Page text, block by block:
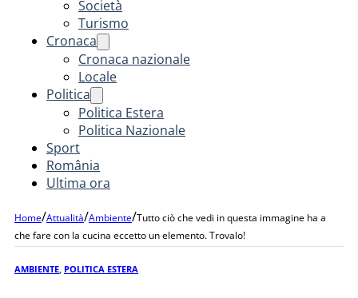
Società
Turismo
Cronaca
Cronaca nazionale
Locale
Politica
Politica Estera
Politica Nazionale
Sport
România
Ultima ora
Home/Attualità/Ambiente/Tutto ciò che vedi in questa immagine ha a
che fare con la cucina eccetto un elemento. Trovalo!
AMBIENTE POLITICA ESTERA